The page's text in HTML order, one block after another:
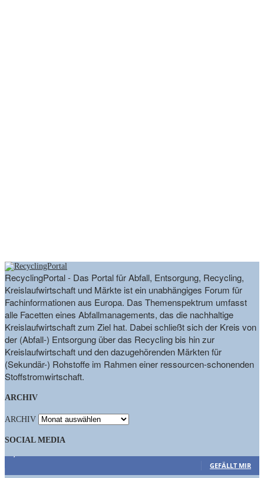
RecyclingPortal - Das Portal für Abfall, Entsorgung, Recycling,
Kreislaufwirtschaft und Märkte ist ein unabhängiges Forum für
Fachinformationen aus Europa. Das Themenspektrum umfasst
alle Facetten eines Abfallmanagements, das die nachhaltige
Kreislaufwirtschaft zum Ziel hat. Dabei schließt sich der Kreis von
der (Abfall-) Entsorgung über das Recycling bis hin zur
Kreislaufwirtschaft und den dazugehörenden Märkten für
(Sekundär-) Rohstoffe im Rahmen einer ressourcen-schonenden
Stoffstromwirtschaft.
ARCHIV
ARCHIV
SOCIAL MEDIA
GEFÄLLT MIR